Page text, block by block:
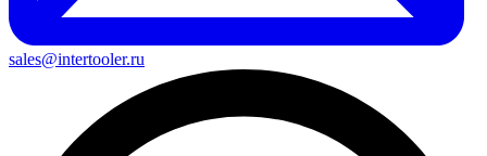
sales@intertooler.ru